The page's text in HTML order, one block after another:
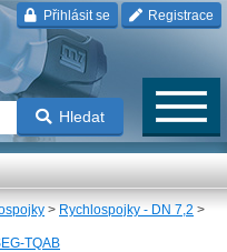
Přihlásit se Registrace
Hledat
> Rychlospojky - DN 7,2 >
TQAB